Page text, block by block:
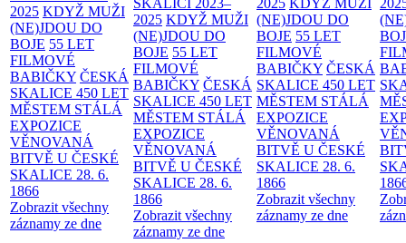
2025 KDYŽ MUŽI
(NE)JDOU DO
BOJE 55 LET
FILMOVÉ
BABIČKY ČESKÁ
SKALICE 450 LET
MĚSTEM STÁLÁ
EXPOZICE
VĚNOVANÁ
BITVĚ U ČESKÉ
SKALICE 28. 6.
1866
Zobrazit všechny
záznamy ze dne
SKALICI 2023–
2025 KDYŽ MUŽI
(NE)JDOU DO
BOJE 55 LET
FILMOVÉ
BABIČKY ČESKÁ
SKALICE 450 LET
MĚSTEM STÁLÁ
EXPOZICE
VĚNOVANÁ
BITVĚ U ČESKÉ
SKALICE 28. 6.
1866
Zobrazit všechny
záznamy ze dne
2025 KDYŽ MUŽI
(NE)JDOU DO
BOJE 55 LET
FILMOVÉ
BABIČKY ČESKÁ
SKALICE 450 LET
MĚSTEM STÁLÁ
EXPOZICE
VĚNOVANÁ
BITVĚ U ČESKÉ
SKALICE 28. 6.
1866
Zobrazit všechny
záznamy ze dne